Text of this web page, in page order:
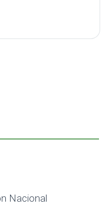
Nacional